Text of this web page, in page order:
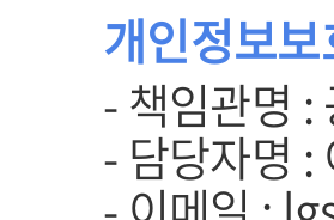
개인정보
- 책임관명 :
- 담당자명 :